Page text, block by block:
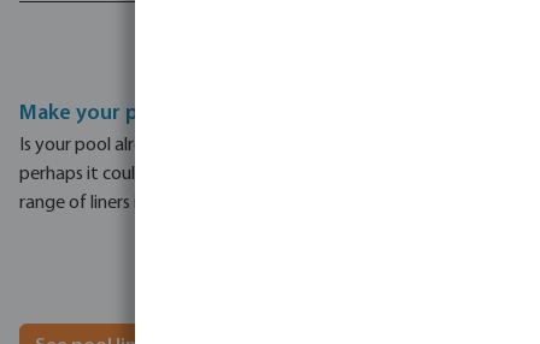
Make your pool look brand new with our liners
Is your pool already energy-efficient and sustainable? Then
perhaps it could do with a fresh new look. Have a look at our
range of liners in different colours and patterns.